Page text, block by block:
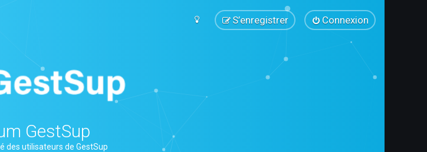
Connexion
S’enregistrer
GestSup
des utilisateurs de GestSup